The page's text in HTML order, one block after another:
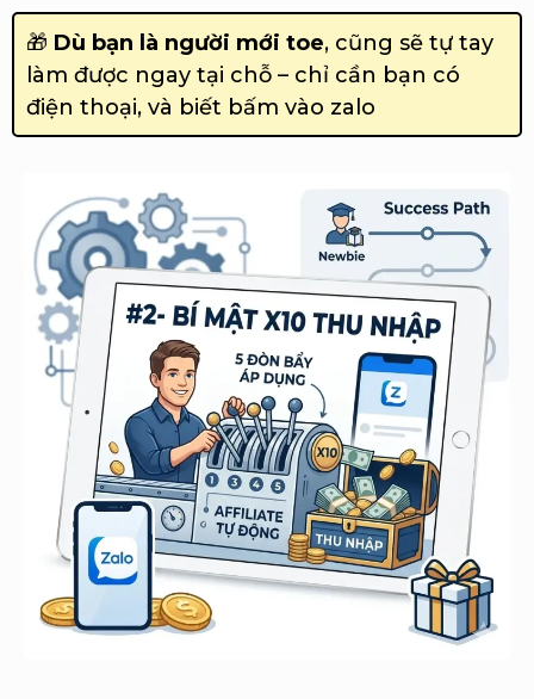
🎁 Dù bạn là người mới toe, cũng sẽ tự tay
làm được ngay tại chỗ – chỉ cần bạn có
điện thoại, và biết bấm vào zalo